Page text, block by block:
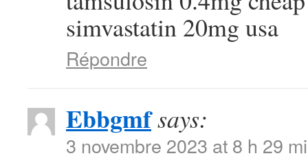
simvastatin 20mg usa
Répondre
Ebbgmfsays:
3 novembre 2023 at 8 h 29